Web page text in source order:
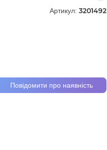
Артикул: 3201492
Повідомити про наявність